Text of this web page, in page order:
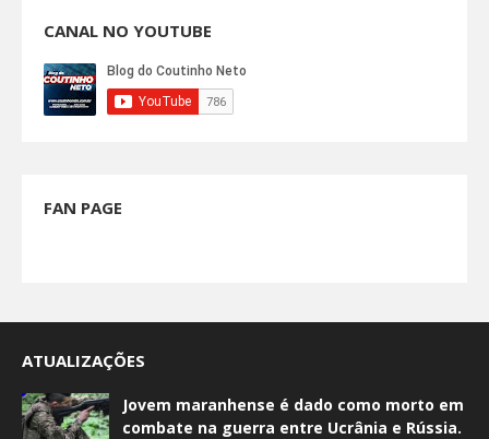
CANAL NO YOUTUBE
FAN PAGE
ATUALIZAÇÕES
Jovem maranhense é dado como morto em
combate na guerra entre Ucrânia e Rússia.